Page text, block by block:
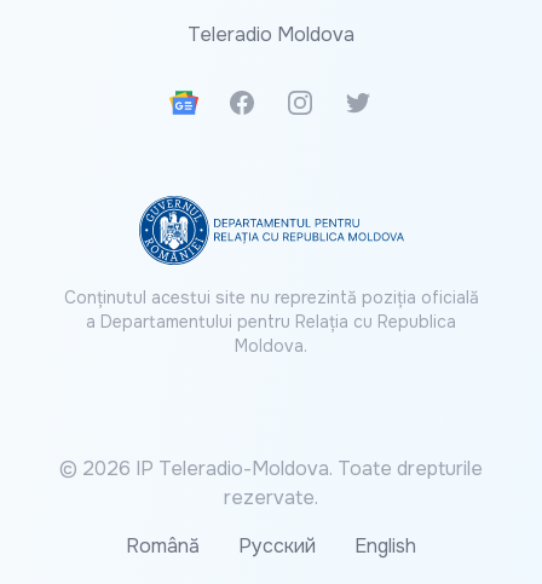
Teleradio Moldova
Google News
FacebookInstagramTwitter
Conținutul acestui site nu reprezintă poziția oficială
a Departamentului pentru Relația cu Republica
Moldova.
© 2026 IP Teleradio-Moldova. Toate drepturile
rezervate.
Română
Русский English